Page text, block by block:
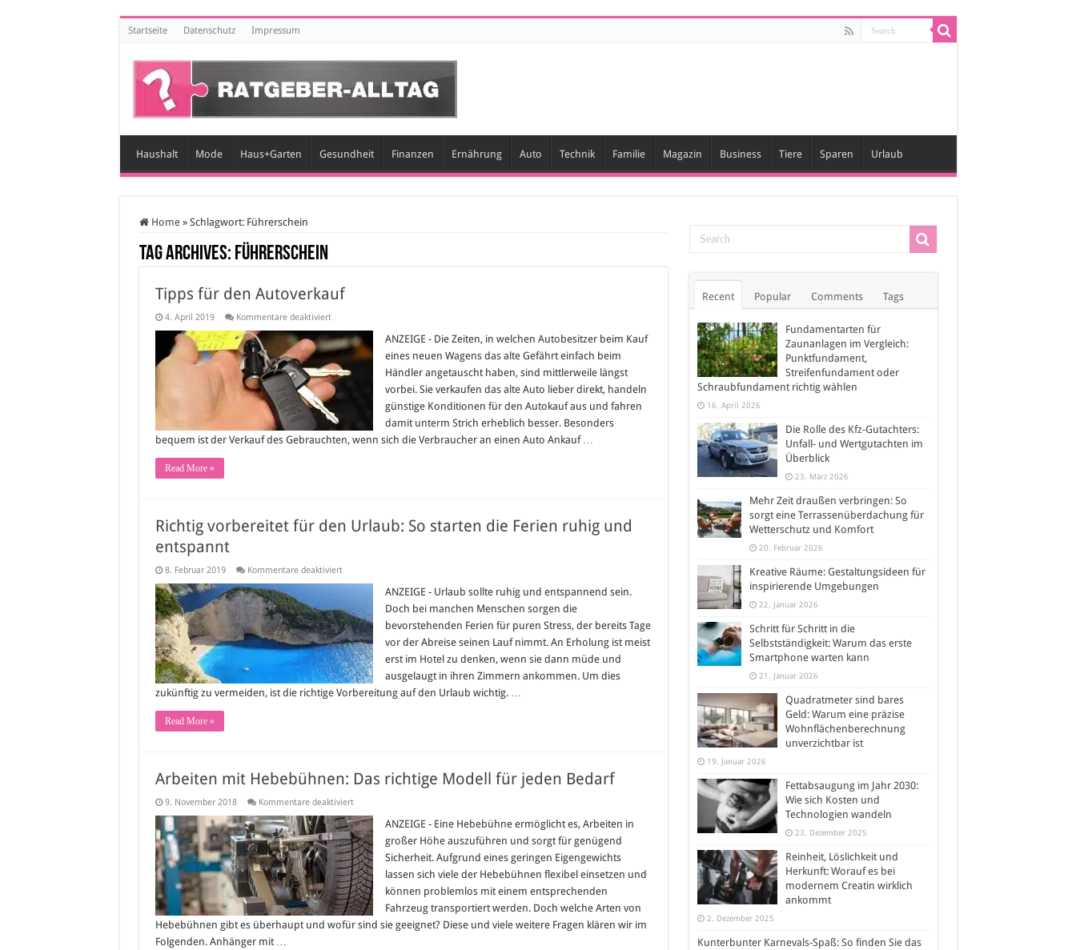
Startseite Datenschutz Impressum
Haushalt Mode Haus+Garten Gesundheit Finanzen Ernährung Auto Technik Familie Magazin Business Tiere Sparen Urlaub
Home » Schlagwort: Führerschein
Tag Archives: Führerschein
Tipps für den Autoverkauf
4. April 2019 Kommentare deaktiviertfür
für
den
Autoverkauf
ANZEIGE - Die Zeiten, in welchen Autobesitzer beim Kauf
eines neuen Wagens das alte Gefährt einfach beim
Händler angetauscht haben, sind mittlerweile längst
vorbei. Sie verkaufen das alte Auto lieber direkt, handeln
günstige Konditionen für den Autokauf aus und fahren
damit unterm Strich erheblich besser. Besonders
bequem ist der Verkauf des Gebrauchten, wenn sich die Verbraucher an einen Auto Ankauf …
Read More »
Richtig vorbereitet für den Urlaub: So starten die Ferien ruhig und
entspannt
8. Februar 2019 Kommentare deaktiviertfür
den
Urlaub:
So
starten
die
Ferien
ruhig
und
entspannt
ANZEIGE - Urlaub sollte ruhig und entspannend sein.
Doch bei manchen Menschen sorgen die
bevorstehenden Ferien für puren Stress, der bereits Tage
vor der Abreise seinen Lauf nimmt. An Erholung ist meist
erst im Hotel zu denken, wenn sie dann müde und
ausgelaugt in ihren Zimmern ankommen. Um dies
zukünftig zu vermeiden, ist die richtige Vorbereitung auf den Urlaub wichtig. …
Read More »
Arbeiten mit Hebebühnen: Das richtige Modell für jeden Bedarf
9. November 2018 Kommentare deaktiviertfür
mit
Hebebühnen:
Das
richtige
Modell
für
jeden
Bedarf
ANZEIGE - Eine Hebebühne ermöglicht es, Arbeiten in
großer Höhe auszuführen und sorgt für genügend
Sicherheit. Aufgrund eines geringen Eigengewichts
lassen sich viele der Hebebühnen flexibel einsetzen und
können problemlos mit einem entsprechenden
Fahrzeug transportiert werden. Doch welche Arten von
Hebebühnen gibt es überhaupt und wofür sind sie geeignet? Diese und viele weitere Fragen klären wir im
Folgenden. Anhänger mit …
Recent Popular Comments Tags
Fundamentarten für
Zaunanlagen im Vergleich:
Punktfundament,
Streifenfundament oder
Schraubfundament richtig wählen
16. April 2026
Die Rolle des Kfz-Gutachters:
Unfall- und Wertgutachten im
Überblick
23. März 2026
Mehr Zeit draußen verbringen: So
sorgt eine Terrassenüberdachung für
Wetterschutz und Komfort
20. Februar 2026
Kreative Räume: Gestaltungsideen für
inspirierende Umgebungen
22. Januar 2026
Schritt für Schritt in die
Selbstständigkeit: Warum das erste
Smartphone warten kann
21. Januar 2026
Quadratmeter sind bares
Geld: Warum eine präzise
Wohnflächenberechnung
unverzichtbar ist
19. Januar 2026
Fettabsaugung im Jahr 2030:
Wie sich Kosten und
Technologien wandeln
23. Dezember 2025
Reinheit, Löslichkeit und
Herkunft: Worauf es bei
modernem Creatin wirklich
ankommt
2. Dezember 2025
Kunterbunter Karnevals-Spaß: So finden Sie das